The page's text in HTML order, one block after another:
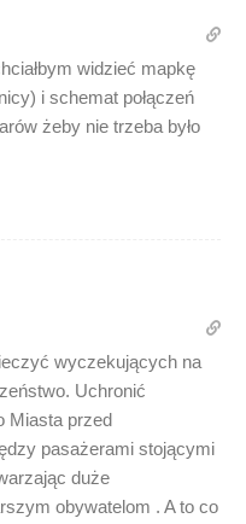
widzieć mapkę
i schemat połączeń
żeby nie trzeba było
wyczekujących na
Uchronić
Miasta przed
pasażerami stojącymi
duże
obywatelom . A to co